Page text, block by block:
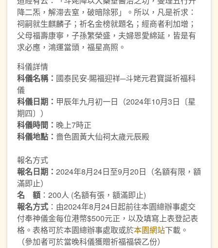
降二炁，解滞去窒，破暗除邪」。所以，凡是祈求：
祠嗣就生麒麟子；祈名金榜就題名；經商者利加增；
父母福壽康寧，子孫繁榮盛，夫婦恩愛綿延，皆是有
求必應，鴻運當頭，福星高照。
科儀詳情
科儀名稱： 國泰民安‧賜福迎祥─斗姥元君寶誕祈福科
儀
科儀日期： 甲辰年九月初一日（2024年10月3日〔星
期四〕）
科儀時間： 晚上7時正
科儀地點： 嗇色園黃大仙祠太歲元辰殿
報名方式
報名日期： 2024年8月24日至9月20日（名額有限，額
滿即止）
名 額 ：200人 (名額有張，額滿即止)
報名方式 ：由2024年8月24日起前往本園總辦事處交
付奉神儀金每位港幣$500元正，以及填寫上表登記表
格。表格可於本園總辦事處取或於本園網站下載。
（參加者可於當晚科儀獲贈祈福福袋乙份）